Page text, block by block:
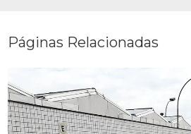
Páginas Relacionadas